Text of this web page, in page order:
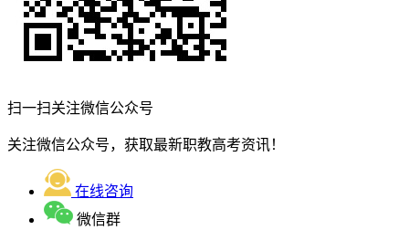
扫一扫关注微信公众号
关注微信公众号，获取最新职教高考资讯！
在线咨询
微信群